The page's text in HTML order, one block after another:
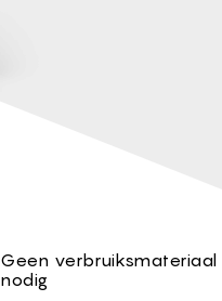
Geen verbruiksmateriaal
nodig